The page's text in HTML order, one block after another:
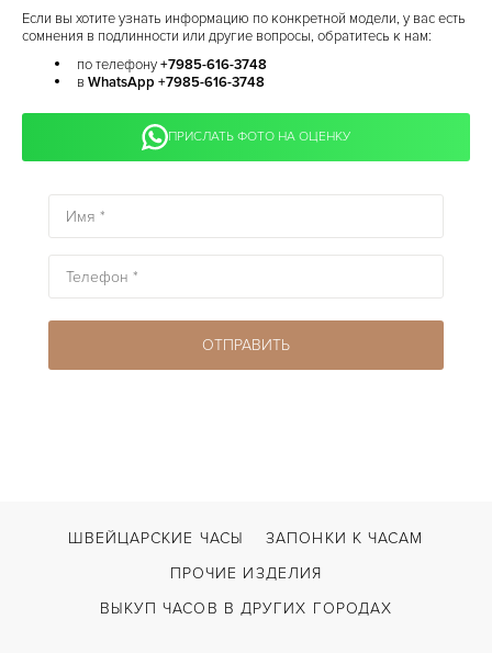
Если вы хотите узнать информацию по конкретной модели, у вас есть
сомнения в подлинности или другие вопросы, обратитесь к нам:
по телефону+7985-616-3748
в WhatsApp +7985-616-3748
ПРИСЛАТЬ ФОТО НА ОЦЕНКУ
ШВЕЙЦАРСКИЕ ЧАСЫ
ЗАПОНКИ К ЧАСАМ
ПРОЧИЕ ИЗДЕЛИЯ
ВЫКУП ЧАСОВ В ДРУГИХ ГОРОДАХ